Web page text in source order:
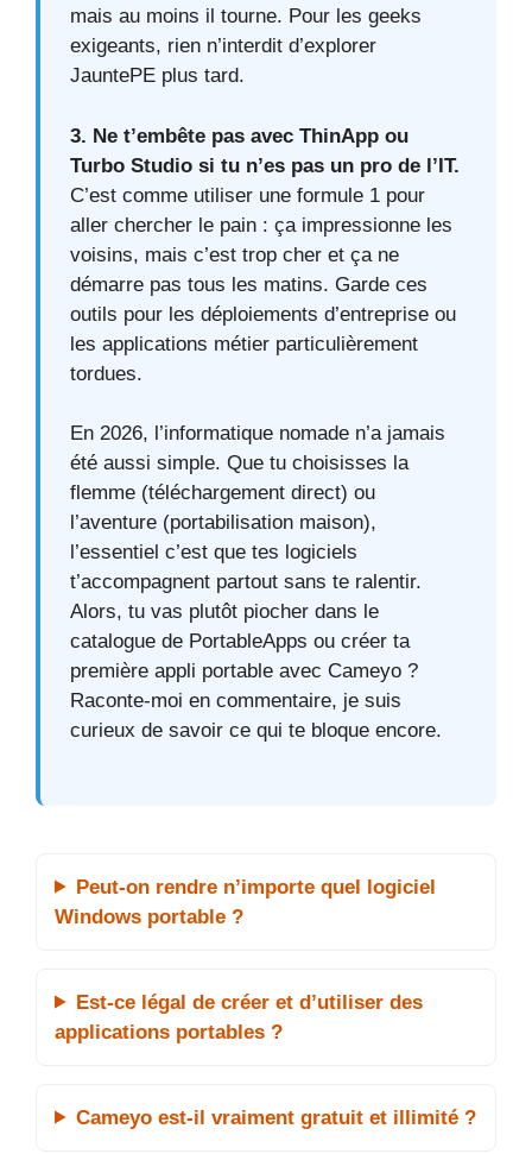
mais au moins il tourne. Pour les geeks
exigeants, rien n’interdit d’explorer
JauntePE plus tard.
3. Ne t’embête pas avec ThinApp ou
Turbo Studio si tu n’es pas un pro de l’IT.
C’est comme utiliser une formule 1 pour
aller chercher le pain : ça impressionne les
voisins, mais c’est trop cher et ça ne
démarre pas tous les matins. Garde ces
outils pour les déploiements d’entreprise ou
les applications métier particulièrement
tordues.
En 2026, l’informatique nomade n’a jamais
été aussi simple. Que tu choisisses la
flemme (téléchargement direct) ou
l’aventure (portabilisation maison),
l’essentiel c’est que tes logiciels
t’accompagnent partout sans te ralentir.
Alors, tu vas plutôt piocher dans le
catalogue de PortableApps ou créer ta
première appli portable avec Cameyo ?
Raconte-moi en commentaire, je suis
curieux de savoir ce qui te bloque encore.
Peut-on rendre n’importe quel logiciel
Windows portable ?
Est-ce légal de créer et d’utiliser des
applications portables ?
Cameyo est-il vraiment gratuit et illimité ?